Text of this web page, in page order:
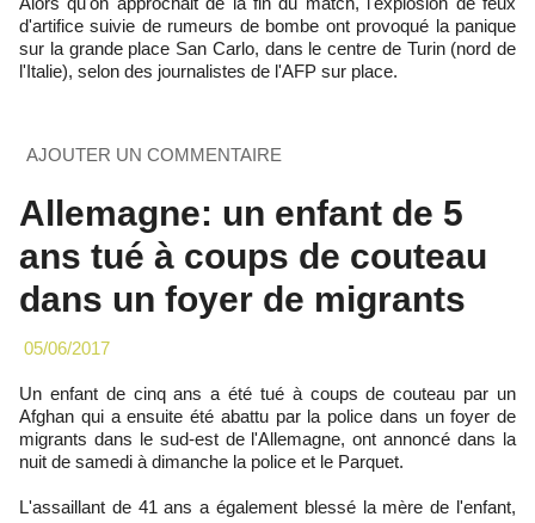
d'artifice suivie de rumeurs de bombe ont provoqué la panique
sur la grande place San Carlo, dans le centre de Turin (nord de
l'Italie), selon des journalistes de l'AFP sur place.
AJOUTER UN COMMENTAIRE
Allemagne: un enfant de 5
ans tué à coups de couteau
dans un foyer de migrants
05/06/2017
Un enfant de cinq ans a été tué à coups de couteau par un
Afghan qui a ensuite été abattu par la police dans un foyer de
migrants dans le sud-est de l'Allemagne, ont annoncé dans la
nuit de samedi à dimanche la police et le Parquet.
L'assaillant de 41 ans a également blessé la mère de l'enfant,